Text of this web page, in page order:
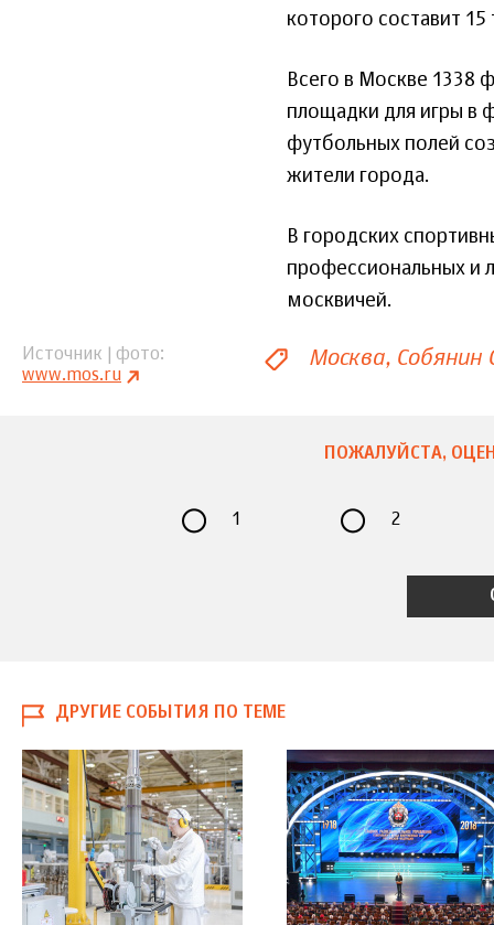
которого составит 15
Всего в Москве 1338
площадки для игры в
футбольных полей
жители города.
В городских
профессиональных и
москвичей.
Источник | фото
www.mos.ru
Москва Собянин
ПОЖАЛУЙСТА,
1 2
ДРУГИЕ СОБЫТИЯ ПО ТЕМЕ